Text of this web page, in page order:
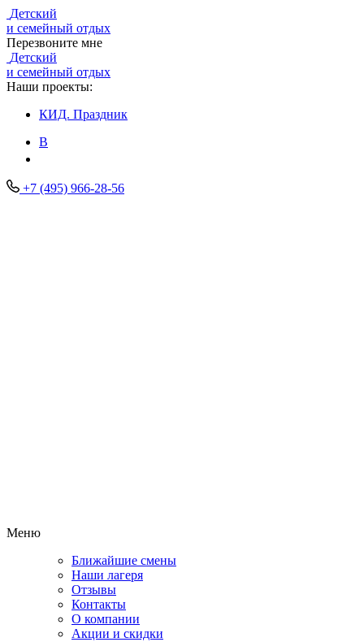
Детский
и семейный отдых
Перезвоните мне
Детский
и семейный отдых
Наши проекты:
КИД. Праздник
В
+7 (495) 966-28-56
Меню
Ближайшие смены
Наши лагеря
Отзывы
Контакты
О компании
Акции и скидки